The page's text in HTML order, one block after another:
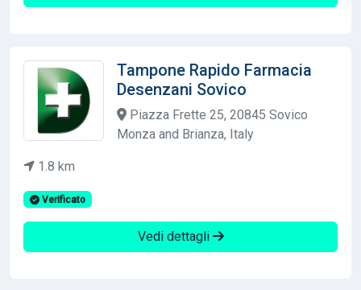
Tampone Rapido Farmacia
Desenzani Sovico
Piazza Frette 25, 20845 Sovico
Monza and Brianza, Italy
1.8 km
Verificato
Vedi dettagli